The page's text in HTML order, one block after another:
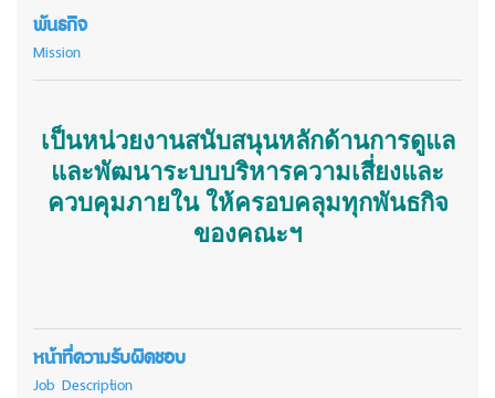
พันธกิจ
Mission
เป็นหน่วยงานสนับสนุนหลักด้านการดูแล
และพัฒนาระบบบริหารความเสี่ยงและ
ควบคุมภายใน ให้ครอบคลุมทุกพันธกิจ
ของคณะฯ
หน้าที่ความรับผิดชอบ
Job Description